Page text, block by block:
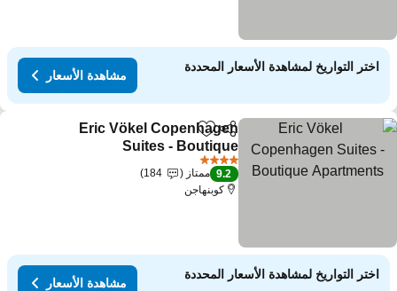
اختر التواريخ لمشاهدة الأسعار المحددة
مشاهدة الأسعار
مشاركةAdd to favorites
Eric Vökel Copenhagen
Suites - Boutique
Apartments
9.2 ممتاز
184
كوبنهاجن
اختر التواريخ لمشاهدة الأسعار المحددة
مشاهدة الأسعار